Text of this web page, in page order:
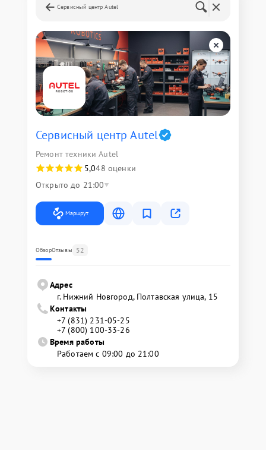
Сервисный центр Autel
Сервисный центр Autel
Ремонт техники Autel
5,048 оценки
Открыто до 21:00
Маршрут
ОбзорОтзывы 52
Адрес
г. Нижний Новгород, Полтавская улица, 15
Контакты
+7 (831) 231-05-25
+7 (800) 100-33-26
Время работы
Работаем с 09:00 до 21:00